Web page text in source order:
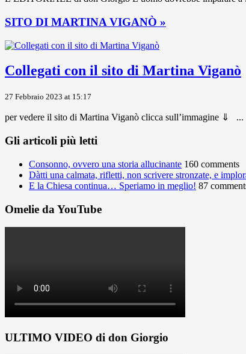
SITO DI MARTINA VIGANÒ »
Collegati con il sito di Martina Viganò
27 Febbraio 2023 at 15:17
per vedere il sito di Martina Viganò clicca sull’immagine ⇓ ...
Gli articoli più letti
Consonno, ovvero una storia allucinante 160 comments
Dàtti una calmata, rifletti, non scrivere stronzate, e
E la Chiesa continua… Speriamo in meglio! 87
Omelie da YouTube
ULTIMO VIDEO di don Giorgio